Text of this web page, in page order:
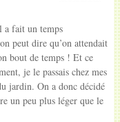
a fait un temps
peut dire qu’on attendait
bout de temps ! Et ce
je le passais chez mes
jardin. On a donc décidé
un peu plus léger que le